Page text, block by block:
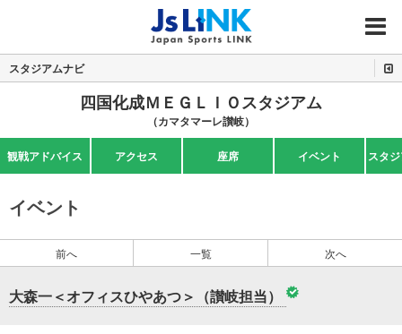
MENU
スタジアムナビ
四国化成ＭＥＧＬＩＯスタジアム
（カマタマーレ讃岐）
観戦アドバイス アクセス 座席 イベント スタ
イベント
前へ 一覧 次へ
大森一＜オフィスひやあつ＞（讃岐担当）